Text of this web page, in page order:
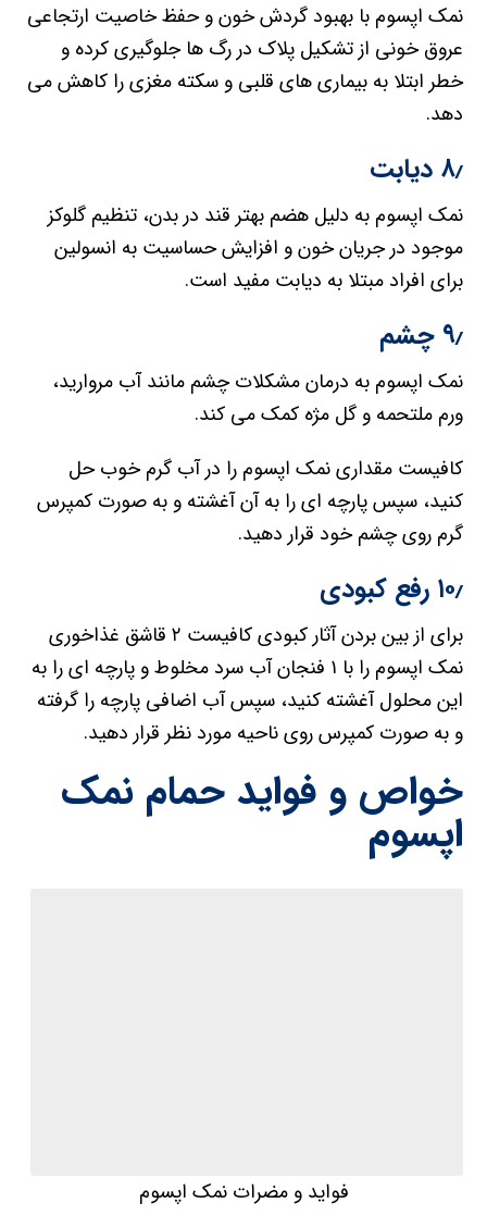
نمک اپسوم با بهبود گردش خون و حفظ خاصیت ارتجاعی
عروق خونی از تشکیل پلاک در رگ ها جلوگیری کرده و
خطر ابتلا به بیماری های قلبی و سکته مغزی را کاهش می
دهد.
۸٫ دیابت
نمک اپسوم به دلیل هضم بهتر قند در بدن، تنظیم گلوکز
موجود در جریان خون و افزایش حساسیت به انسولین
برای افراد مبتلا به دیابت مفید است.
۹٫ چشم
نمک اپسوم به درمان مشکلات چشم مانند آب مروارید،
ورم ملتحمه و گل مژه کمک می کند.
کافیست مقداری نمک اپسوم را در آب گرم خوب حل
کنید، سپس پارچه ای را به آن آغشته و به صورت کمپرس
گرم روی چشم خود قرار دهید.
۱۰٫ رفع کبودی
برای از بین بردن آثار کبودی کافیست ۲ قاشق غذاخوری
نمک اپسوم را با ۱ فنجان آب سرد مخلوط و پارچه ای را به
این محلول آغشته کنید، سپس آب اضافی پارچه را گرفته
و به صورت کمپرس روی ناحیه مورد نظر قرار دهید.
خواص و فواید حمام نمک
اپسوم
فواید و مضرات نمک اپسوم